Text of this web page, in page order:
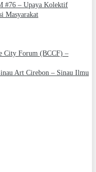
#76 – Upaya Kolektif
Masyarakat
City Forum (BCCF) –
Art Cirebon – Sinau Ilmu